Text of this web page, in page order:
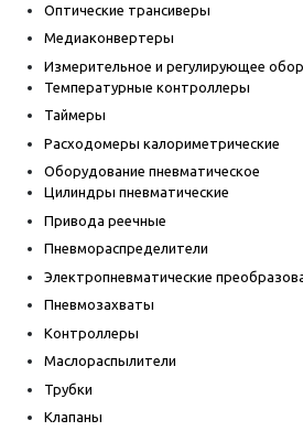
Оптические трансиверы
Медиаконвертеры
Измерительное и регулирующее
Температурные контроллеры
Таймеры
Расходомеры калориметрические
Оборудование пневматическое
Цилиндры пневматические
Привода реечные
Пневмораспределители
Электропневматические
Пневмозахваты
Контроллеры
Маслораспылители
Трубки
Клапаны